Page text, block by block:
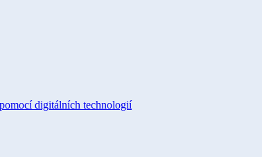
digitálních technologií